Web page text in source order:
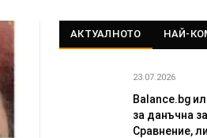
АКТУАЛНОТО НАЙ-
23.07.2026
Balance.bg
за данъчна
Сравнение,